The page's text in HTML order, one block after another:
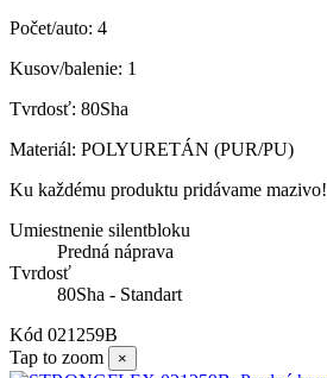
Počet/auto: 4
Kusov/balenie: 1
Tvrdosť: 80Sha
Materiál: POLYURETÁN (PUR/PU)
Ku každému produktu pridávame mazivo!
Umiestnenie silentbloku
Predná náprava
Tvrdosť
80Sha - Standart
Kód 021259B
Tap to zoom
×